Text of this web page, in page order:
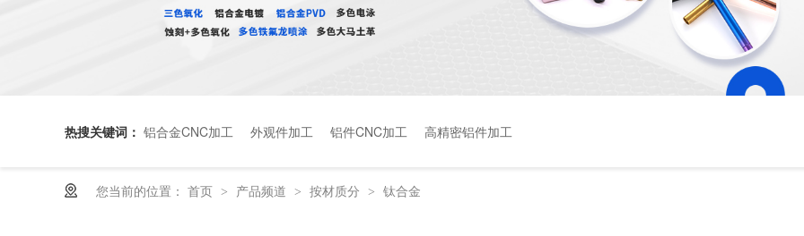
热搜关键词： 铝合金CNC加工 外观件加工 铝件CNC加工 高精密铝件加工
您当前的位置： 首页 > 产品频道 > 按材质分 > 钛合金